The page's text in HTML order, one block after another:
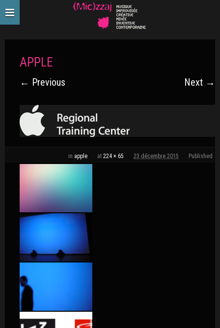
APPLE
← Previous Next →
Published
23 décembre 2015
at 224 × 65
in apple